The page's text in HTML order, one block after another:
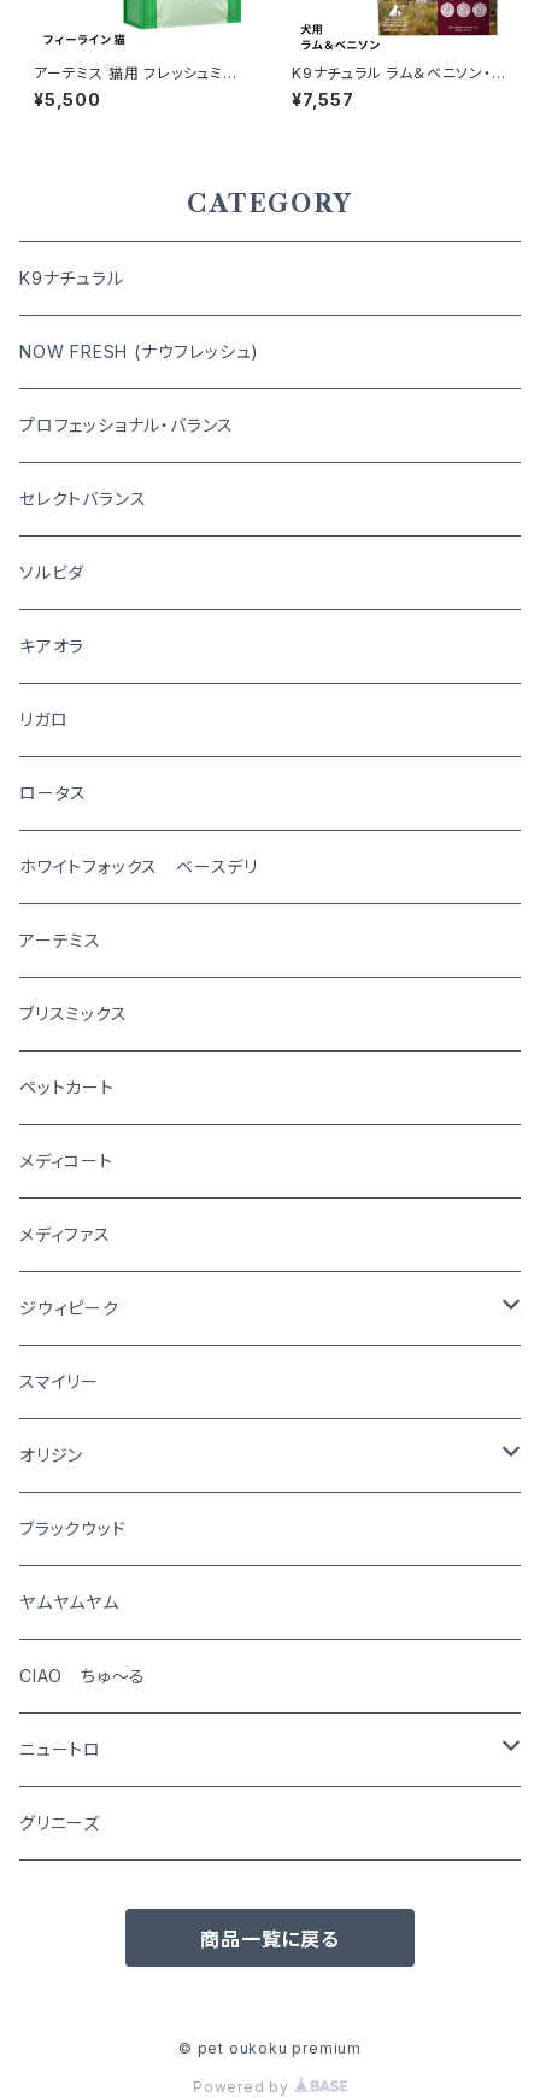
アーテミス 猫用 フレッシュミッ
¥5,500
K9ナチュラル ラム＆ベニソン・フ
ィースト 500g
¥7,557
CATEGORY
K9ナチュラル
NOW FRESH (ナウフレッシュ)
プロフェッショナル・バランス
セレクトバランス
ソルビダ
キアオラ
リガロ
ロータス
ホワイトフォックス ベースデリ
アーテミス
ブリスミックス
ペットカート
メディコート
メディファス
ジウィピーク
犬
猫
スマイリー
オリジン
犬
猫
ブラックウッド
ヤムヤムヤム
CIAO ちゅ～る
ニュートロ
シュプレモ
ワイルドレシピ
グリニーズ
商品一覧に戻る
© pet oukoku premium
Powered by